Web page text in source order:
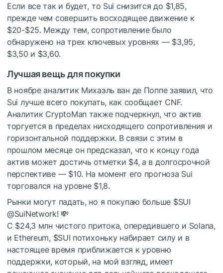
Если все так и будет, то Sui снизится до $1,85,
прежде чем совершить восходящее движение к
$20-$25. Между тем, сопротивление было
обнаружено на трех ключевых уровнях — $3,95,
$3,50 и $3,60.
Лучшая вещь для покупки
В ноябре аналитик Михаэль ван де Поппе заявил, что
Sui лучше всего покупать, как сообщает CNF.
Аналитик CryptoMan также подчеркнул, что актив
торгуется в пределах нисходящего сопротивления и
горизонтальной поддержки. В связи с этим в
прошлом месяце он предсказал, что к концу года
актив может достичь отметки $4, а в долгосрочной
перспективе — $10. На момент его прогноза Sui
торговался на уровне $1,8.
Рынки могут падать, но я покупаю больше $SUI
@SuiNetwork! 💸
С $24,3 млн чистого притока, опередившего и Solana,
и Ethereum, $SUI потихоньку набирает силу и в
настоящее время приближается к уровню
поддержки, который, на мой взгляд, имеет